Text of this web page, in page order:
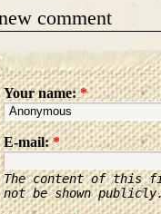
comment
Your name:*
E-mail:*
The content of this
not be shown